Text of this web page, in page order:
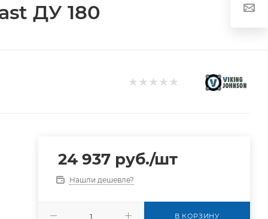
ДУ 180
24 937руб./шт
Нашли дешевле?
В КОРЗИНУ